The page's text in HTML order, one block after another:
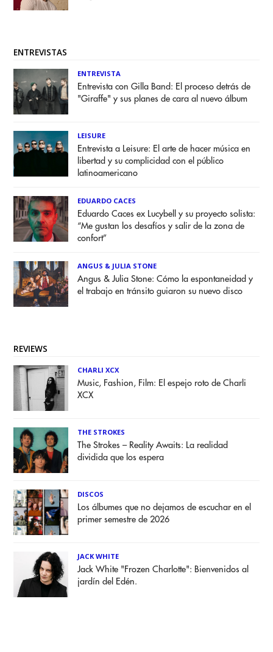
ENTREVISTAS
ENTREVISTA
Entrevista con Gilla Band: El proceso detrás de
"Giraffe" y sus planes de cara al nuevo álbum
LEISURE
Entrevista a Leisure: El arte de hacer música en
libertad y su complicidad con el público
latinoamericano
EDUARDO CACES
Eduardo Caces ex Lucybell y su proyecto solista:
“Me gustan los desafíos y salir de la zona de
confort”
ANGUS & JULIA STONE
Angus & Julia Stone: Cómo la espontaneidad y
el trabajo en tránsito guiaron su nuevo disco
REVIEWS
CHARLI XCX
Music, Fashion, Film: El espejo roto de Charli
XCX
THE STROKES
The Strokes – Reality Awaits: La realidad
dividida que los espera
DISCOS
Los álbumes que no dejamos de escuchar en el
primer semestre de 2026
JACK WHITE
Jack White "Frozen Charlotte": Bienvenidos al
jardín del Edén.